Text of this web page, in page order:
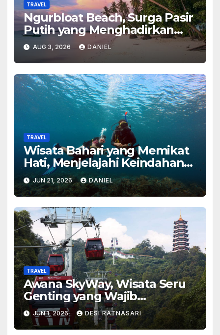
TRAVEL
Ngurbloat Beach, Surga Pasir
Putih yang Menghadirkan
Ketenangan dan Pesona
Alam Tak Terlupakan
AUG 3, 2026 DANIEL
TRAVEL
Wisata Bahari yang Memikat
Hati, Menjelajahi Keindahan
Laut dengan Pengalaman
Tak Terlupakan
JUN 21, 2026 DANIEL
TRAVEL
Awana SkyWay, Wisata Seru
Genting yang Wajib
Dikunjungi
JUN 1, 2026 DESI RATNASARI